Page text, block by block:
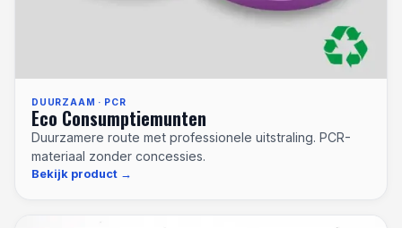
DUURZAAM · PCR
Eco Consumptiemunten
Duurzamere route met professionele uitstraling. PCR-
materiaal zonder concessies.
Bekijk product